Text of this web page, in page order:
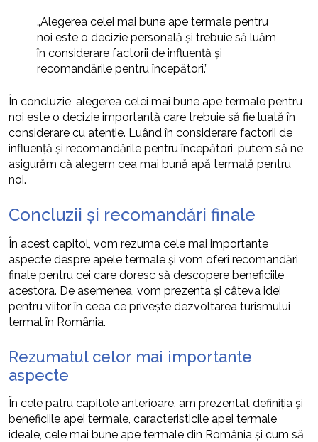
„Alegerea celei mai bune ape termale pentru
noi este o decizie personală și trebuie să luăm
în considerare factorii de influență și
recomandările pentru începători.”
În concluzie, alegerea celei mai bune ape termale pentru
noi este o decizie importantă care trebuie să fie luată în
considerare cu atenție. Luând în considerare factorii de
influență și recomandările pentru începători, putem să ne
asigurăm că alegem cea mai bună apă termală pentru
noi.
Concluzii și recomandări finale
În acest capitol, vom rezuma cele mai importante
aspecte despre apele termale și vom oferi recomandări
finale pentru cei care doresc să descopere beneficiile
acestora. De asemenea, vom prezenta și câteva idei
pentru viitor în ceea ce privește dezvoltarea turismului
termal în România.
Rezumatul celor mai importante
aspecte
În cele patru capitole anterioare, am prezentat definiția și
beneficiile apei termale, caracteristicile apei termale
ideale, cele mai bune ape termale din România și cum să